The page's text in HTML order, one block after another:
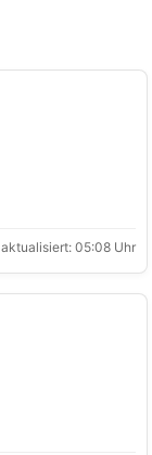
aktualisiert: 05:08 Uhr